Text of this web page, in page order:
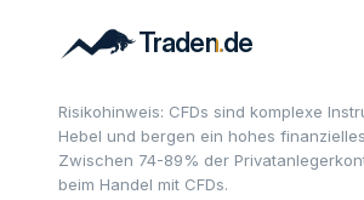
Risikohinweis: CFDs sind komplexe
Hebel und bergen ein hohes
Zwischen 74-89% der
beim Handel mit CFDs.